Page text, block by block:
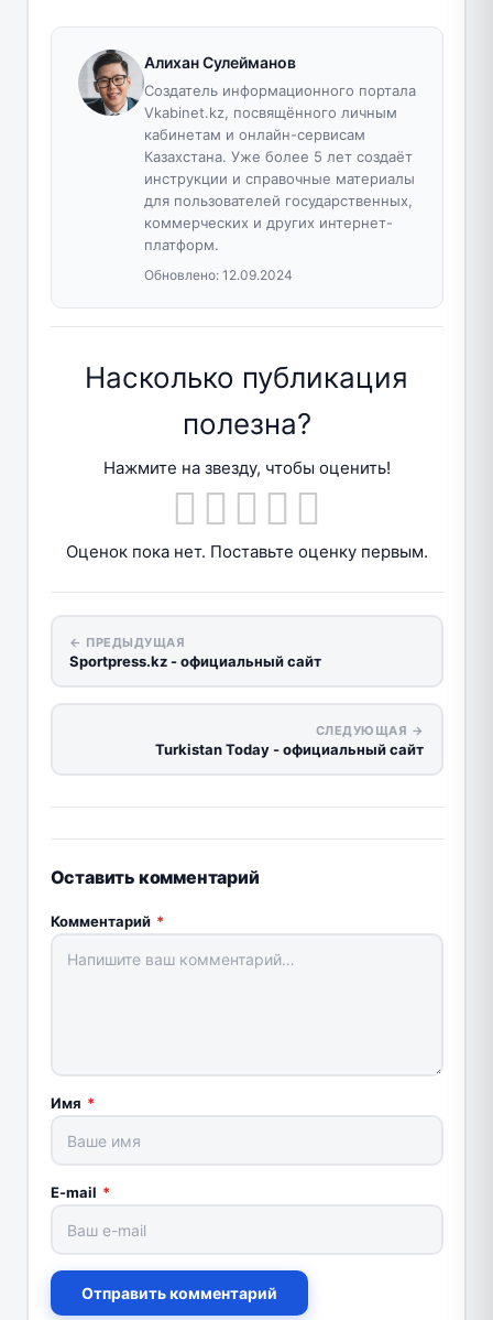
Алихан Сулейманов
Создатель информационного портала
Vkabinet.kz, посвящённого личным
кабинетам и онлайн-сервисам
Казахстана. Уже более 5 лет создаёт
инструкции и справочные материалы
для пользователей государственных,
коммерческих и других интернет-
платформ.
Обновлено: 12.09.2024
Насколько публикация
полезна?
Нажмите на звезду, чтобы оценить!
Оценок пока нет. Поставьте оценку первым.
← ПРЕДЫДУЩАЯ
Sportpress.kz - официальный сайт
СЛЕДУЮЩАЯ →
Turkistan Today - официальный сайт
Оставить комментарий
Комментарий *
Имя *
E-mail *
Отправить комментарий